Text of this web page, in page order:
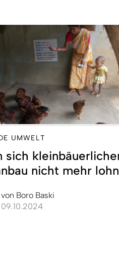
UMWELT
sich
nicht mehr
von Boro Baski
09.10.2024